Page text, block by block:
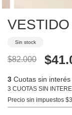
Sin stock
$82.000
3 Cuotas sin interés
3 CUOTAS SIN
Precio sin impuestos